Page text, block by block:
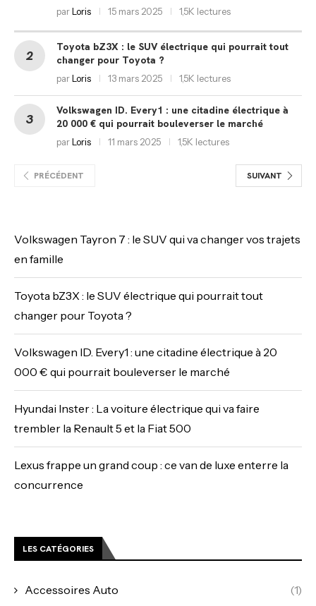
parLoris 15 mars 2025 1,5K lectures
Toyota bZ3X : le SUV électrique qui pourrait tout
changer pour Toyota ?
parLoris 13 mars 2025 1,5K lectures
Volkswagen ID. Every1 : une citadine électrique à
20 000 € qui pourrait bouleverser le marché
parLoris 11 mars 2025 1,5K lectures
PRÉCÉDENT SUIVANT
Volkswagen Tayron 7 : le SUV qui va changer vos trajets
en famille
Toyota bZ3X : le SUV électrique qui pourrait tout
changer pour Toyota ?
Volkswagen ID. Every1 : une citadine électrique à 20
000 € qui pourrait bouleverser le marché
Hyundai Inster : La voiture électrique qui va faire
trembler la Renault 5 et la Fiat 500
Lexus frappe un grand coup : ce van de luxe enterre la
concurrence
LES CATÉGORIES
Accessoires Auto (1)